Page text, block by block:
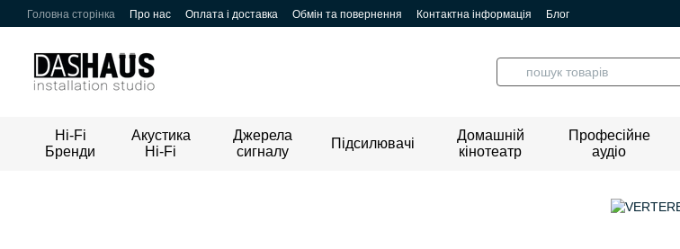
Перейти до основного контенту
Головна сторінка Про нас Оплата і доставка Обмін та повернення Контактна інформація Блог
Hi-Fi
Бренди
Акустика
Hi-Fi
Джерела
сигналу
Підсилювачі
Домашній
кінотеатр
Професійне
аудіо